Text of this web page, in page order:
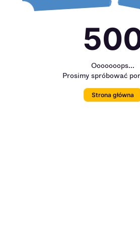
Ooooooops...
Prosimy spróbować
Strona główna